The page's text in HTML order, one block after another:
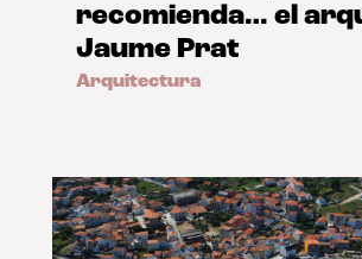
recomienda… el
Jaume Prat
Arquitectura